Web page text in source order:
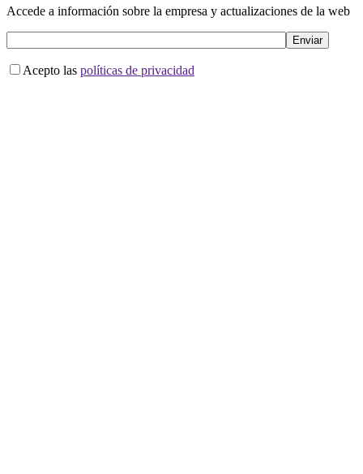
Accede a información sobre la empresa y actualizaciones de la web
Acepto las políticas de privacidad